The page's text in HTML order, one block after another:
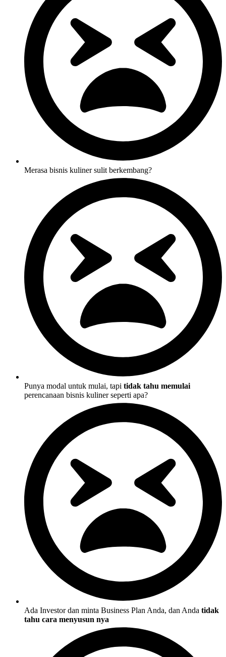
Merasa bisnis kuliner sulit berkembang?
Punya modal untuk mulai, tapi tidak tahu memulai
perencanaan bisnis kuliner seperti apa?
Ada Investor dan minta Business Plan Anda, dan Anda tidak
tahu cara menyusun nya